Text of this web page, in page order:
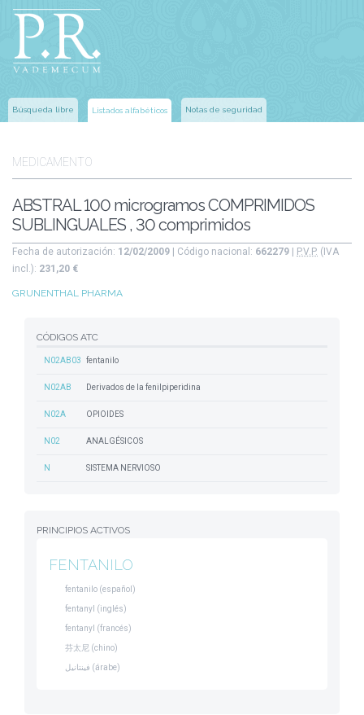
Búsqueda libre Listados alfabéticos Notas de seguridad
MEDICAMENTO
ABSTRAL 100 microgramos COMPRIMIDOS
SUBLINGUALES , 30 comprimidos
Fecha de autorización: 12/02/2009 | Código nacional: 662279 P.V.P. (IVA
incl.): 231,20 €
GRUNENTHAL PHARMA
CÓDIGOS ATC
N02AB03 fentanilo
N02AB Derivados de la fenilpiperidina
N02A OPIOIDES
N02 ANALGÉSICOS
N SISTEMA NERVIOSO
PRINCIPIOS ACTIVOS
FENTANILO
fentanilo (español)
fentanyl (inglés)
fentanyl (francés)
芬太尼 (chino)
فينتانيل (árabe)